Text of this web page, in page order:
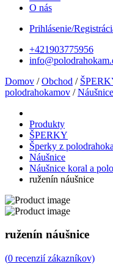
O nás
Prihlásenie/
+421903775956
Domov /Obchod /
polodrahokamov /Náušnice
Produkty
ŠPERKY
Šperky z
Náušnice
Náušnice koral a
ruženín náušnice
ruženín náušnice
(0 recenzií zákazníkov)